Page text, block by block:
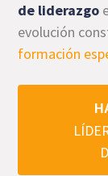
de liderazgo
evolución
formación